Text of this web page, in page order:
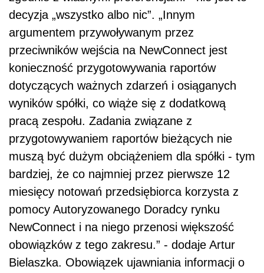
decyzja „wszystko albo nic”. „Innym
argumentem przywoływanym przez
przeciwników wejścia na NewConnect jest
konieczność przygotowywania raportów
dotyczących ważnych zdarzeń i osiąganych
wyników spółki, co wiąże się z dodatkową
pracą zespołu. Zadania związane z
przygotowywaniem raportów bieżących nie
muszą być dużym obciążeniem dla spółki - tym
bardziej, że co najmniej przez pierwsze 12
miesięcy notowań przedsiębiorca korzysta z
pomocy Autoryzowanego Doradcy rynku
NewConnect i na niego przenosi większość
obowiązków z tego zakresu.” - dodaje Artur
Bielaszka. Obowiązek ujawniania informacji o